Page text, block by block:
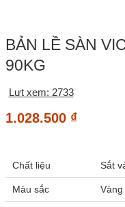
BẢN LỀ SÀN
90KG
Lưt xem: 2733
1.028.500 ₫
Chất liệu Sắt
Màu sắc